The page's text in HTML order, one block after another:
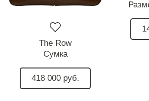
The Row
Сумка
418 000 руб.